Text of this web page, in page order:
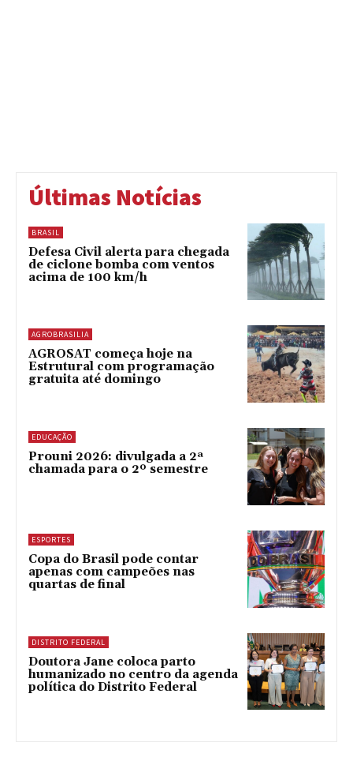
Últimas Notícias
BRASIL
Defesa Civil alerta para chegada
de ciclone bomba com ventos
acima de 100 km/h
AGROBRASILIA
AGROSAT começa hoje na
Estrutural com programação
gratuita até domingo
EDUCAÇÃO
Prouni 2026: divulgada a 2ª
chamada para o 2º semestre
ESPORTES
Copa do Brasil pode contar
apenas com campeões nas
quartas de final
DISTRITO FEDERAL
Doutora Jane coloca parto
humanizado no centro da agenda
política do Distrito Federal